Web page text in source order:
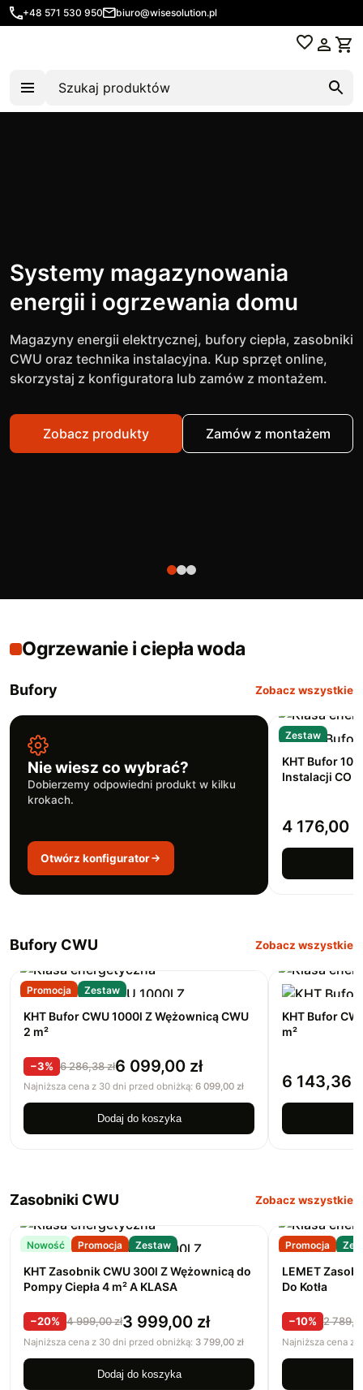
+48 571 530 950 biuro@wisesolution.pl
Systemy magazynowania
energii i ogrzewania domu
Magazyny energii elektrycznej, bufory ciepła, zasobniki
CWU oraz technika instalacyjna. Kup sprzęt online,
skorzystaj z konfiguratora lub zamów z montażem.
Zobacz produkty Zamów z montażem
Ogrzewanie i ciepła woda
Bufory Zobacz wszystkie
Nie wiesz co wybrać?
Dobierzemy odpowiedni produkt w kilku
krokach.
Otwórz konfigurator
Zestaw
KHT Bufor
Instalacji CO
4 176,00
Bufory CWU Zobacz wszystkie
Promocja Zestaw
KHT Bufor CWU 1000l Z Wężownicą CWU
2 m²
−3% 6 286,38zł6 099,00 zł
Najniższa cena z 30 dni przed obniżką: 6 099,00 zł
Dodaj do koszyka
KHT Bufor
m²
6 143,36
Zasobniki CWU Zobacz wszystkie
Nowość Promocja Zestaw
KHT Zasobnik CWU 300l Z Wężownicą do
Pompy Ciepła 4 m² A KLASA
−20% 4 999,00zł3 999,00 zł
Najniższa cena z 30 dni przed obniżką: 3 799,00 zł
Dodaj do koszyka
Promocja
LEMET
Do Kotła
−10% 2
Najniższa cena z